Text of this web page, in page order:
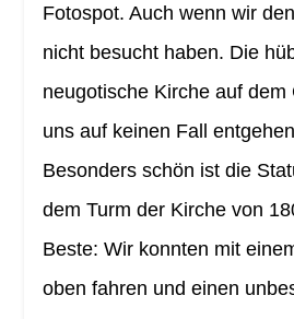
Fotospot. Auch wenn wir
nicht besucht haben. Die
neugotische Kirche auf dem
uns auf keinen Fall
Besonders schön ist die
dem Turm der Kirche von
Beste: Wir konnten mit
oben fahren und einen